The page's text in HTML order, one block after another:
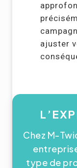
ajuster
Chez M-
type de